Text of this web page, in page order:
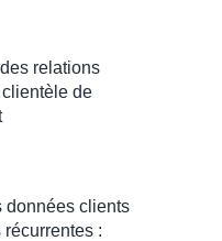
relations
de
données clients
: